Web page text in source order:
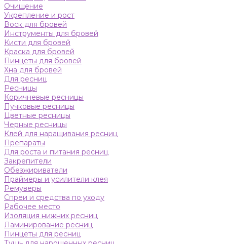
Очищение
Укрепление и рост
Воск для бровей
Инструменты для бровей
Кисти для бровей
Краска для бровей
Пинцеты для бровей
Хна для бровей
Для ресниц
Ресницы
Коричневые ресницы
Пучковые ресницы
Цветные ресницы
Черные ресницы
Клей для наращивания ресниц
Препараты
Для роста и питания ресниц
Закрепители
Обезжириватели
Праймеры и усилители клея
Ремуверы
Спреи и средства по уходу
Рабочее место
Изоляция нижних ресниц
Ламинирование ресниц
Пинцеты для ресниц